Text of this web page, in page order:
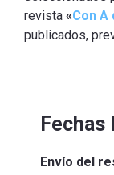
revista «Con A
publicados,
Envío del